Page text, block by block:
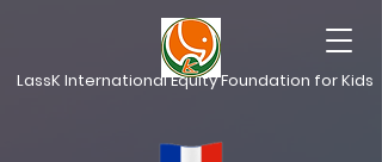
LassK International Equity Foundation for Kids